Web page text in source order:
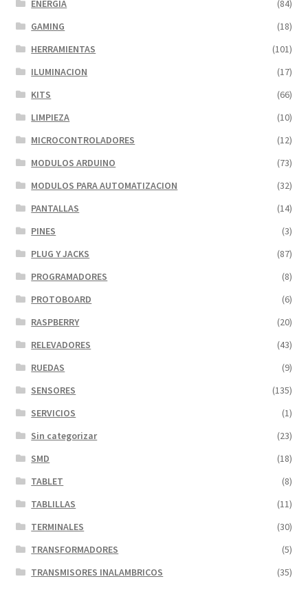
ENERGIA
(84)
GAMING
(18)
HERRAMIENTAS
(101)
ILUMINACION
(17)
KITS
(66)
LIMPIEZA
(10)
MICROCONTROLADORES
(12)
MODULOS ARDUINO
(73)
MODULOS PARA AUTOMATIZACION
(32)
PANTALLAS
(14)
PINES
(3)
PLUG Y JACKS
(87)
PROGRAMADORES
(8)
PROTOBOARD
(6)
RASPBERRY
(20)
RELEVADORES
(43)
RUEDAS
(9)
SENSORES
(135)
SERVICIOS
(1)
Sin categorizar
(23)
SMD
(18)
TABLET
(8)
TABLILLAS
(11)
TERMINALES
(30)
TRANSFORMADORES
(5)
TRANSMISORES INALAMBRICOS
(35)